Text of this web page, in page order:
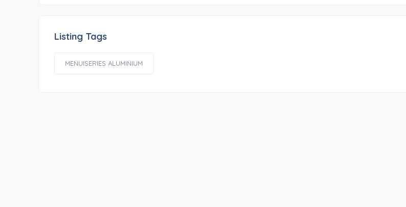
Listing Tags
MENUISERIES ALUMINIUM